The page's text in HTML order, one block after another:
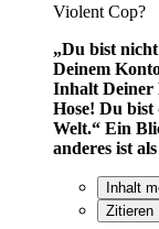
Violent Cop?
„Du bist
Deinem
Inhalt Deiner
Hose! Du bist
Welt.“ Ein
anderes ist
Inhalt
Zitieren